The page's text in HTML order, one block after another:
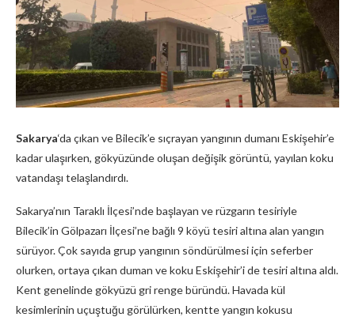
Sakarya‘da çıkan ve Bilecik’e sıçrayan yangının dumanı Eskişehir’e
kadar ulaşırken, gökyüzünde oluşan değişik görüntü, yayılan koku
vatandaşı telaşlandırdı.
Sakarya’nın Taraklı İlçesi’nde başlayan ve rüzgarın tesiriyle
Bilecik’in Gölpazarı İlçesi’ne bağlı 9 köyü tesiri altına alan yangın
sürüyor. Çok sayıda grup yangının söndürülmesi için seferber
olurken, ortaya çıkan duman ve koku Eskişehir’i de tesiri altına aldı.
Kent genelinde gökyüzü gri renge büründü. Havada kül
kesimlerinin uçuştuğu görülürken, kentte yangın kokusu